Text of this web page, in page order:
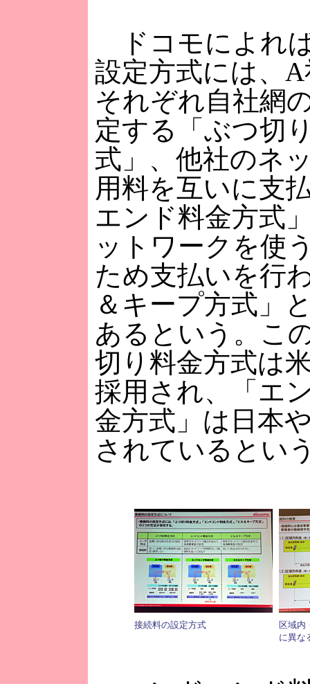
ドコモによれ
設定方式には、
それぞれ自社網
定する「ぶつ切
式」、他社のネ
用料を互いに支
エンド料金方式
ットワークを使
ため支払いを行
＆キープ方式」
あるという。こ
切り料金方式は
採用され、「エ
金方式」は日本
されているとい
接続料の設定方式
区域内
に異な